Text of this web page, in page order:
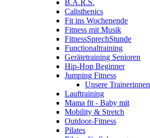
B.A.R.S.
Calisthenics
Fit ins Wochenende
Fitness mit Musik
FitnessSprechStunde
Functionaltraining
Gerätetraining Senioren
Hip-Hop Beginner
Jumping Fitness
Unsere Trainerinnen
Lauftraining
Mama fit - Baby mit
Mobility & Stretch
Outdoor-Fitness
Pilates